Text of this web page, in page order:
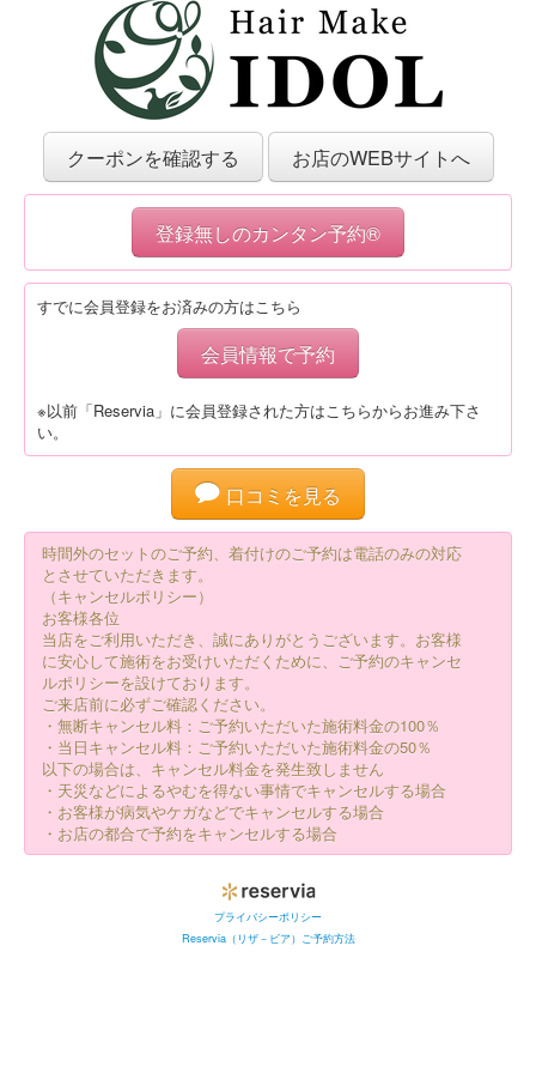
クーポンを確認する お店のWEBサイトへ
登録無しのカンタン予約®
すでに会員登録をお済みの方はこちら
会員情報で予約
※以前「Reservia」に会員登録された方はこちらからお進み下さ
い。
口コミを見る
時間外のセットのご予約、着付けのご予約は電話のみの対応
とさせていただきます。
（キャンセルポリシー）
お客様各位
当店をご利用いただき、誠にありがとうございます。お客様
に安心して施術をお受けいただくために、ご予約のキャンセ
ルポリシーを設けております。
ご来店前に必ずご確認ください。
・無断キャンセル料：ご予約いただいた施術料金の100％
・当日キャンセル料：ご予約いただいた施術料金の50％
以下の場合は、キャンセル料金を発生致しません
・天災などによるやむを得ない事情でキャンセルする場合
・お客様が病気やケガなどでキャンセルする場合
・お店の都合で予約をキャンセルする場合
プライバシーポリシー
Reservia（リザ－ビア）ご予約方法